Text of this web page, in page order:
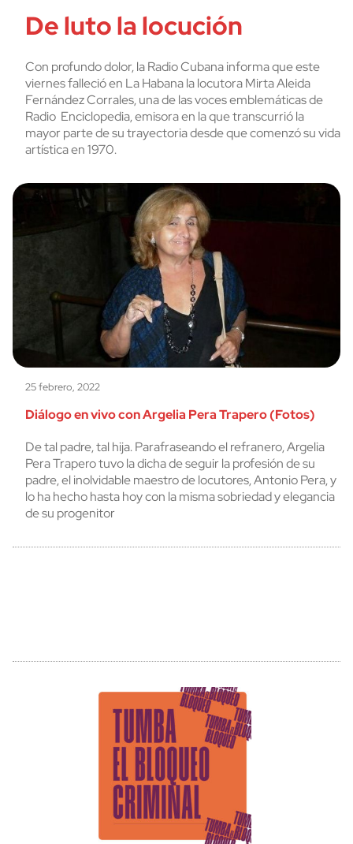
De luto la locución
Con profundo dolor, la Radio Cubana informa que este
viernes falleció en La Habana la locutora Mirta Aleida
Fernández Corrales, una de las voces emblemáticas de
Radio Enciclopedia, emisora en la que transcurrió la
mayor parte de su trayectoria desde que comenzó su vida
artística en 1970.
25 febrero, 2022
Diálogo en vivo con Argelia Pera Trapero (Fotos)
De tal padre, tal hija. Parafraseando el refranero, Argelia
Pera Trapero tuvo la dicha de seguir la profesión de su
padre, el inolvidable maestro de locutores, Antonio Pera, y
lo ha hecho hasta hoy con la misma sobriedad y elegancia
de su progenitor